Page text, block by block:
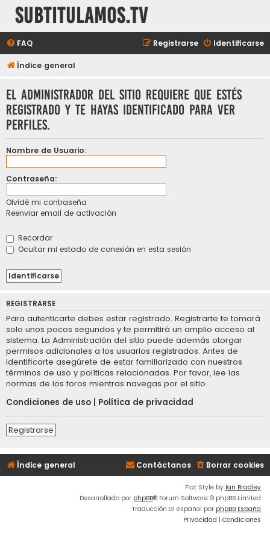
subtitulamos.tv
FAQ Identificarse
Registrarse
Índice general
El administrador del sitio requiere que estés
registrado y te hayas identificado para ver
perfiles.
Nombre de Usuario:
Contraseña:
Olvidé mi contraseña
Reenviar email de activación
Recordar
Ocultar mi estado de conexión en esta sesión
REGISTRARSE
Para autenticarte debes estar registrado. Registrarte te tomará
solo unos pocos segundos y te permitirá un amplio acceso al
sistema. La Administración del sitio puede además otorgar
permisos adicionales a los usuarios registrados. Antes de
identificarte asegúrete de estar familiarizado con nuestros
términos de uso y políticas relacionadas. Por favor, lee las
normas de los foros mientras navegas por el sitio.
Condiciones de uso
Política de privacidad
Registrarse
Índice general Borrar cookies
Contáctanos
Flat Style by Ian Bradley
Desarrollado por phpBB® Forum Software © phpBB Limited
Traducción al español por phpBB España
Privacidad | Condiciones